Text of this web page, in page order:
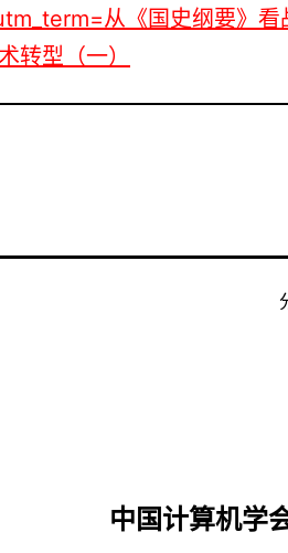
从《国史纲要》看
转型（一）
中国计算机学